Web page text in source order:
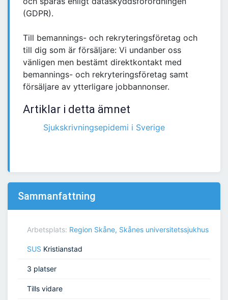
(GDPR).
Till bemannings- och rekryteringsföretag och
till dig som är försäljare: Vi undanber oss
vänligen men bestämt direktkontakt med
bemannings- och rekryteringsföretag samt
försäljare av ytterligare jobbannonser.
Artiklar i detta ämnet
Sjukskrivningsepidemi i Sverige
Sammanfattning
Arbetsplats: Region Skåne, Skånes universitetssjukhus
SUS Kristianstad
3 platser
Tills vidare